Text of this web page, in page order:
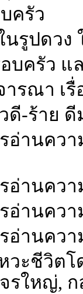
ครัว
นรูปดวง
บครัว
รณา เ
ดี-ร้าย
อ่านคว
อ่านคว
อ่านคว
อ่านคว
วะชีวิต
รใหญ่, ก